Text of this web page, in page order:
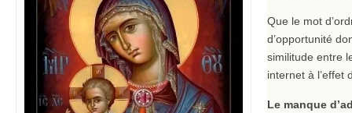
Que le mot
d’opportunité
similitude entre
internet à l’effet
Le manque